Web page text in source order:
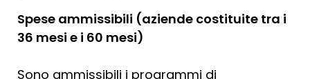
Spese ammissibili (aziende costituite tra i
36 mesi e i 60 mesi)
Sono ammissibili i programmi di